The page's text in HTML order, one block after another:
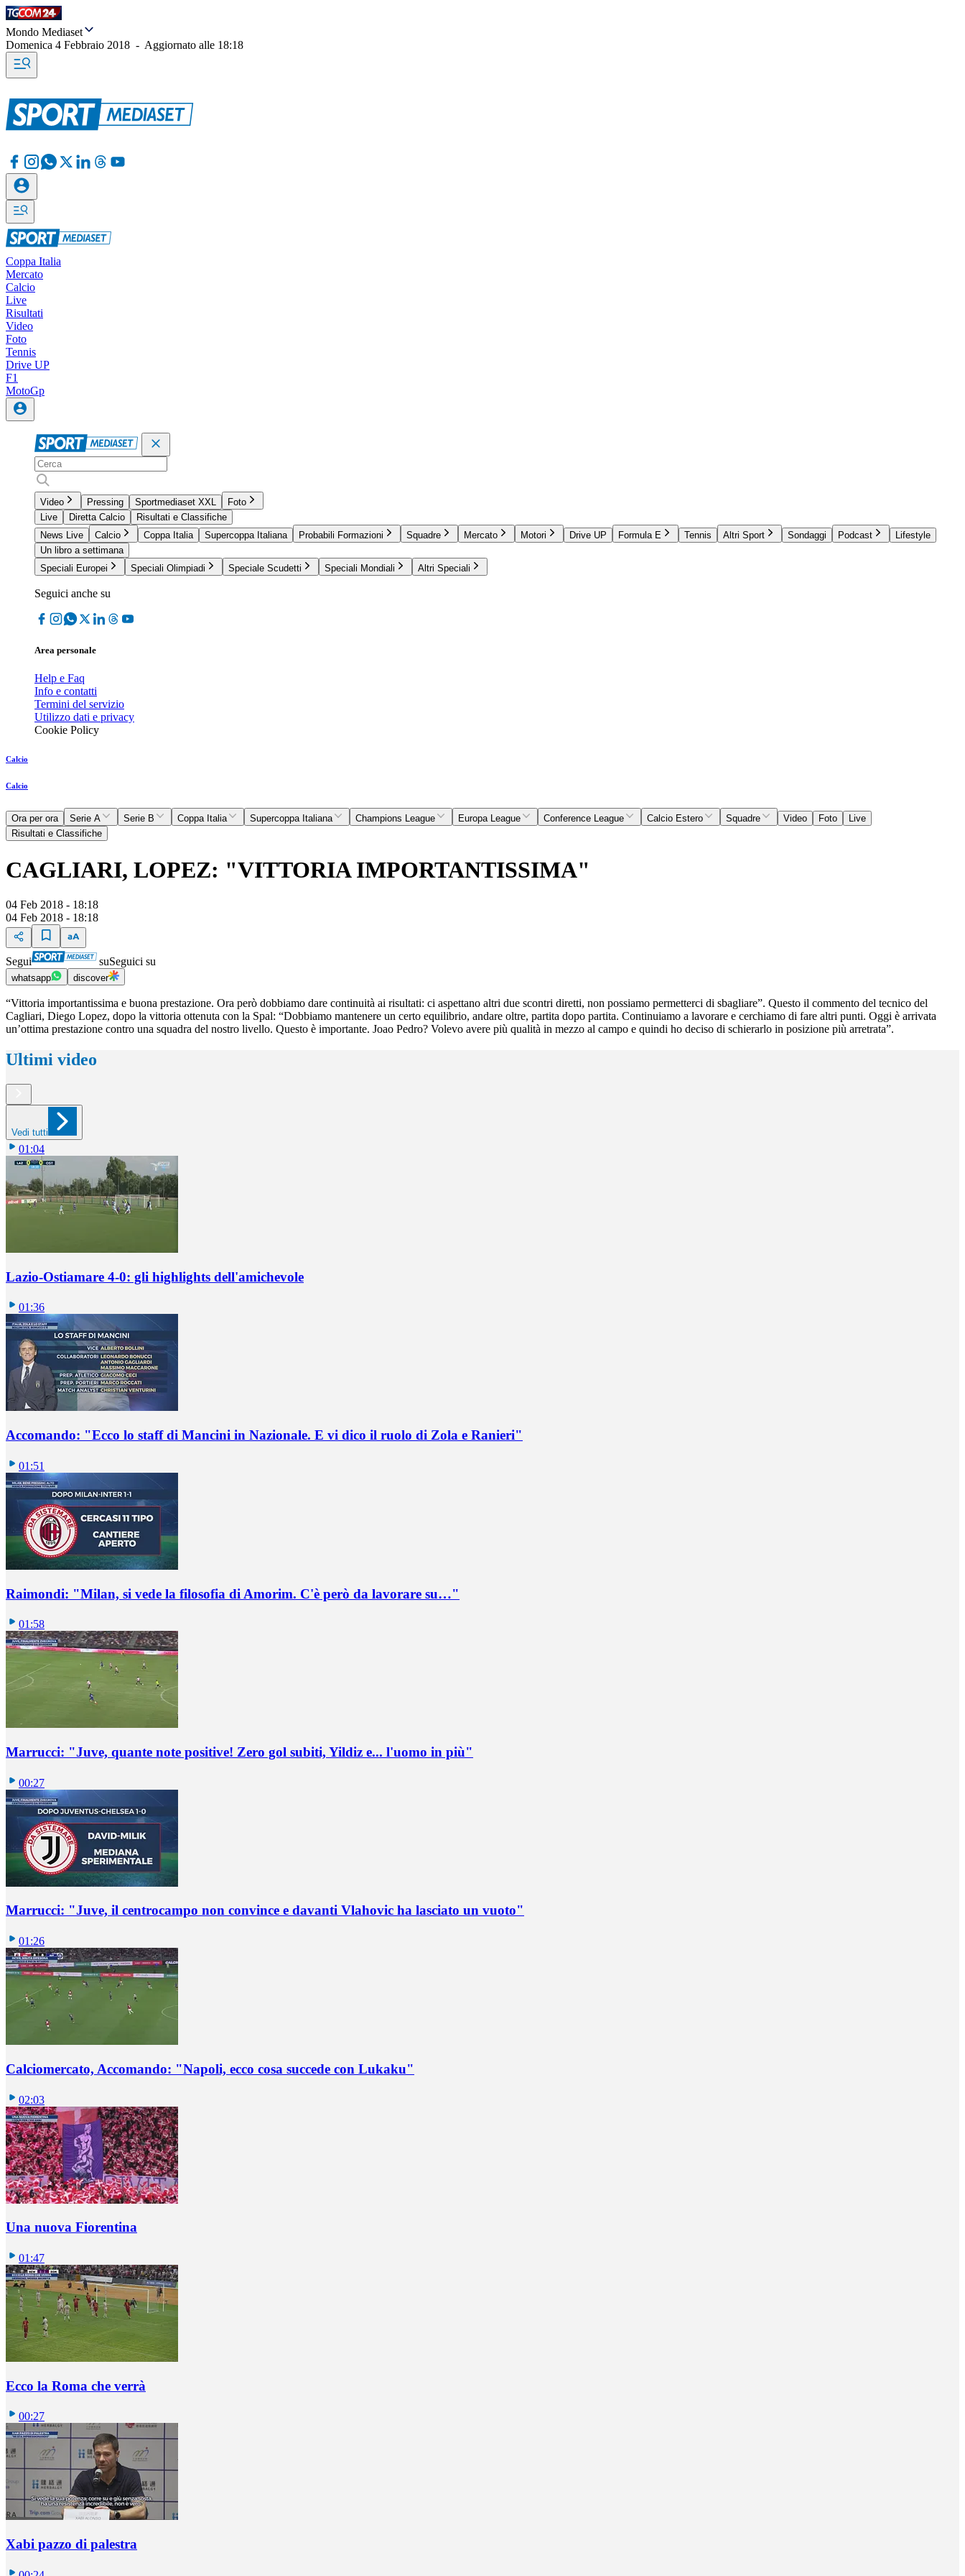
Mondo Mediaset
Domenica 4 Febbraio 2018 - Aggiornato alle 18:18
Coppa Italia
Mercato
Calcio
Live
Risultati
Video
Foto
Tennis
Drive UP
F1
MotoGp
Video Pressing Sportmediaset XXL
Foto
Live
Diretta Calcio
Risultati e Classifiche
News Live
Calcio Coppa Italia Supercoppa Italiana Probabili Formazioni Squadre Mercato Motori Drive UP Formula E Tennis Altri Sport Sondaggi Podcast
Lifestyle
Un libro a settimana
Speciali Europei
Speciali Olimpiadi Speciale Scudetti Speciali Mondiali Altri Speciali
Seguici anche su
Area personale
Help e Faq
Info e contatti
Termini del servizio
Utilizzo dati e privacy
Cookie Policy
Calcio
Calcio
Ora per ora Serie A Serie B Coppa Italia Supercoppa Italiana Champions League Europa League Conference League Calcio Estero Squadre Video Foto
Live
Risultati e Classifiche
CAGLIARI, LOPEZ: "VITTORIA IMPORTANTISSIMA"
04 Feb 2018 - 18:18
04 Feb 2018 - 18:18
Segui suSeguici su
whatsapp discover
“Vittoria importantissima e buona prestazione. Ora però dobbiamo dare continuità ai risultati: ci aspettano altri due scontri diretti, non possiamo permetterci di sbagliare”. Questo il commento del tecnico del
Cagliari, Diego Lopez, dopo la vittoria ottenuta con la Spal: “Dobbiamo mantenere un certo equilibrio, andare oltre, partita dopo partita. Continuiamo a lavorare e cerchiamo di fare altri punti. Oggi è arrivata
un’ottima prestazione contro una squadra del nostro livello. Questo è importante. Joao Pedro? Volevo avere più qualità in mezzo al campo e quindi ho deciso di schierarlo in posizione più arretrata”.
Ultimi video
Vedi tutti
01:04
Lazio-Ostiamare 4-0: gli highlights dell'amichevole
01:36
Accomando: "Ecco lo staff di Mancini in Nazionale. E vi dico il ruolo di Zola e Ranieri"
01:51
Raimondi: "Milan, si vede la filosofia di Amorim. C'è però da lavorare su…"
01:58
Marrucci: "Juve, quante note positive! Zero gol subiti, Yildiz e... l'uomo in più"
00:27
Marrucci: "Juve, il centrocampo non convince e davanti Vlahovic ha lasciato un vuoto"
01:26
Calciomercato, Accomando: "Napoli, ecco cosa succede con Lukaku"
02:03
Una nuova Fiorentina
01:47
Ecco la Roma che verrà
00:27
Xabi pazzo di palestra